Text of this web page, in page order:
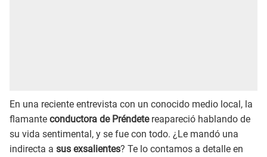
En una reciente entrevista con un conocido medio local, la
flamante conductora de Préndete reapareció hablando de
su vida sentimental, y se fue con todo. ¿Le mandó una
indirecta a sus exsalientes? Te lo contamos a detalle en